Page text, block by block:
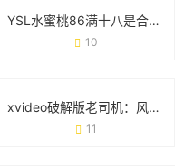
YSL水蜜桃86满十八是合法的吗？从法规到现实的全面解答
10
xvideo破解版老司机：风险提示与真实用户反馈
11